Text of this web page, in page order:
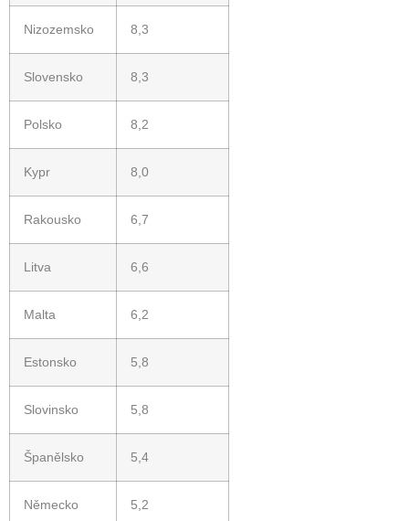
Nizozemsko 8,3
Slovensko 8,3
Polsko 8,2
Kypr 8,0
Rakousko 6,7
Litva 6,6
Malta 6,2
Estonsko 5,8
Slovinsko 5,8
Španělsko 5,4
Německo 5,2